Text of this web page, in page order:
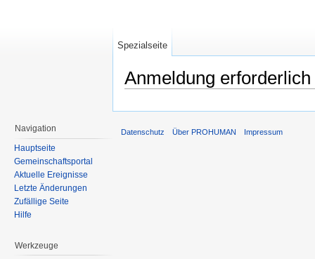
Anmeldung erforderlich
Spezialseite
Navigation
Hauptseite
Gemeinschaftsportal
Aktuelle Ereignisse
Letzte Änderungen
Zufällige Seite
Hilfe
Werkzeuge
Datenschutz Über PROHUMAN Impressum